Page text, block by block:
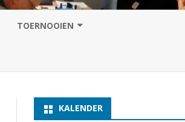
ASSEN 2
ASSEN I
TOERNOOIEN
KALENDER